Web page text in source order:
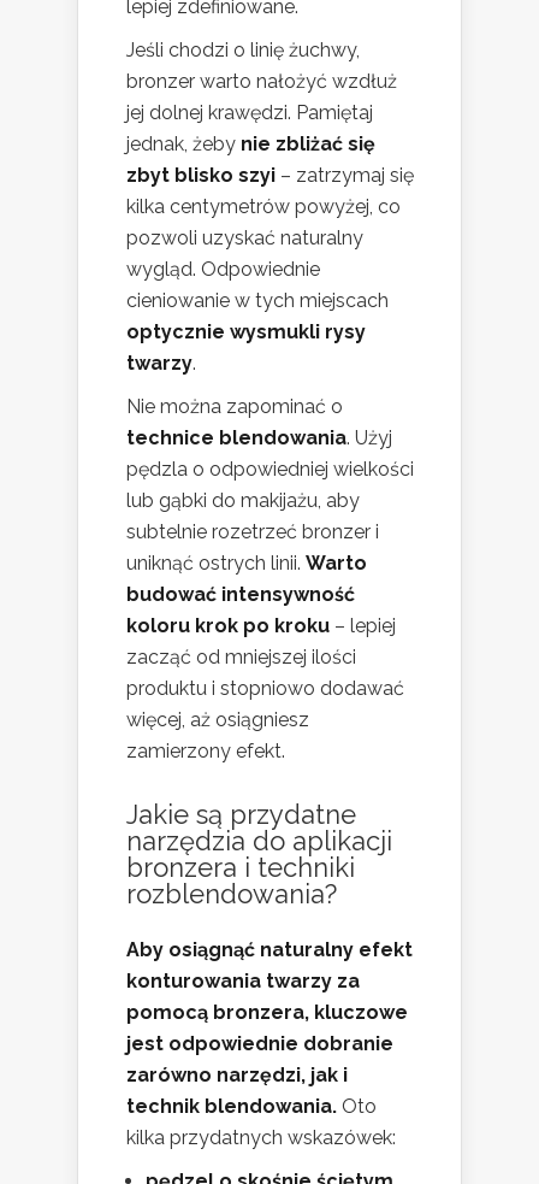
lepiej zdefiniowane.
Jeśli chodzi o linię żuchwy,
bronzer warto nałożyć wzdłuż
jej dolnej krawędzi. Pamiętaj
jednak, żeby nie zbliżać się
zbyt blisko szyi – zatrzymaj się
kilka centymetrów powyżej, co
pozwoli uzyskać naturalny
wygląd. Odpowiednie
cieniowanie w tych miejscach
optycznie wysmukli rysy
twarzy.
Nie można zapominać o
technice blendowania. Użyj
pędzla o odpowiedniej wielkości
lub gąbki do makijażu, aby
subtelnie rozetrzeć bronzer i
uniknąć ostrych linii. Warto
budować intensywność
koloru krok po kroku – lepiej
zacząć od mniejszej ilości
produktu i stopniowo dodawać
więcej, aż osiągniesz
zamierzony efekt.
Jakie są przydatne
narzędzia do aplikacji
bronzera i techniki
rozblendowania?
Aby osiągnąć naturalny efekt
konturowania twarzy za
pomocą bronzera, kluczowe
jest odpowiednie dobranie
zarówno narzędzi, jak i
technik blendowania. Oto
kilka przydatnych wskazówek: